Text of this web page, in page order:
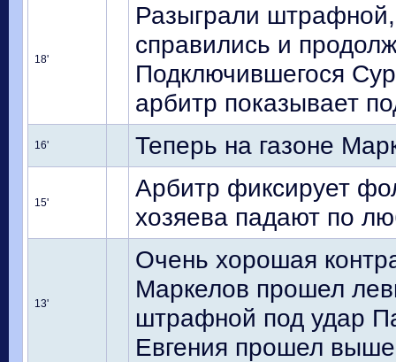
18'
Разыграли штрафной,
справились и
Подключившегося
арбитр показывает
16' Теперь на газоне
15'
Арбитр фиксирует
хозяева падают по
13'
Очень хорошая
Маркелов прошел
штрафной под удар
Евгения прошел